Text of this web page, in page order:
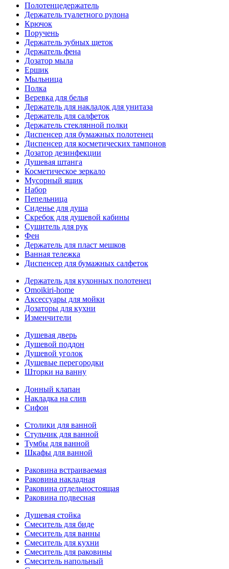
Полотенцедержатель
Держатель туалетного рулона
Крючок
Поручень
Держатель зубных щеток
Держатель фена
Дозатор мыла
Eршик
Мыльница
Полка
Веревка для белья
Держатель для накладок для унитаза
Держатель для салфеток
Держатель стеклянной полки
Диспенсер для бумажных полотенец
Диспенсер для косметических тампонов
Дозатор дезинфекции
Душевая штанга
Косметическое зеркало
Мусорный ящик
Набор
Пепельница
Сиденье для душа
Скребок для душевой кабины
Сушитель для рук
Фен
Держатель для пласт мешков
Ванная тележка
Диспенсер для бумажных салфеток
Держатель для кухонных полотенец
Omoikiri-home
Аксессуары для мойки
Дозаторы для кухни
Изменчители
Душевая дверь
Душевой поддон
Душевой уголок
Душевые перегородки
Шторки на ванну
Донный клапан
Накладка на слив
Сифон
Столики для ванной
Стульчик для ванной
Тумбы для ванной
Шкафы для ванной
Раковина встраиваемая
Раковина накладная
Раковина отдельностоящая
Раковина подвесная
Душевая стойка
Смеситель для биде
Смеситель для ванны
Смеситель для кухни
Смеситель для раковины
Смеситель напольный